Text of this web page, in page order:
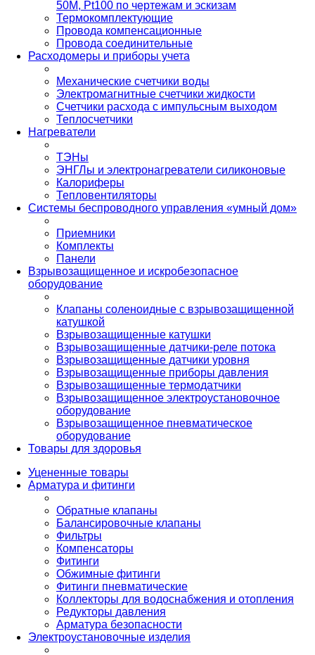
50М, Pt100 по чертежам и эскизам
Термокомплектующие
Провода компенсационные
Провода соединительные
Расходомеры и приборы учета
Механические счетчики воды
Электромагнитные счетчики жидкости
Счетчики расхода с импульсным выходом
Теплосчетчики
Нагреватели
ТЭНы
ЭНГЛы и электронагреватели силиконовые
Калориферы
Тепловентиляторы
Системы беспроводного управления «умный дом»
Приемники
Комплекты
Панели
Взрывозащищенное и искробезопасное
оборудование
Клапаны соленоидные с взрывозащищенной
катушкой
Взрывозащищенные катушки
Взрывозащищенные датчики-реле потока
Взрывозащищенные датчики уровня
Взрывозащищенные приборы давления
Взрывозащищенные термодатчики
Взрывозащищенное электроустановочное
оборудование
Взрывозащищенное пневматическое
оборудование
Товары для здоровья
Уцененные товары
Арматура и фитинги
Обратные клапаны
Балансировочные клапаны
Фильтры
Компенсаторы
Фитинги
Обжимные фитинги
Фитинги пневматические
Коллекторы для водоснабжения и отопления
Редукторы давления
Арматура безопасности
Электроустановочные изделия